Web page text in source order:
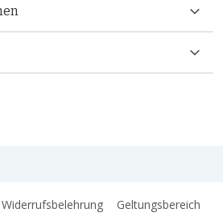
Widerrufsbelehrung
Geltungsbereich